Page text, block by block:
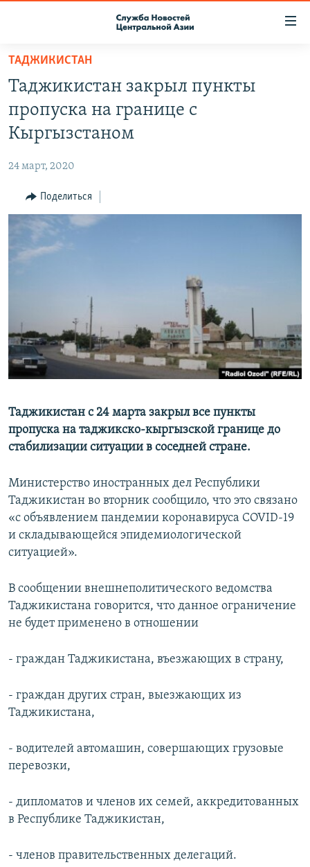
Вернуться
основному
содержанию
Вернутся
главной
навигации
Вернутся
поиску
ПОДПИСКА
КОНТАКТЫ
НАСТОЯЩЕЕ ВРЕМЯ
МИГРАНТ МЕДИА
ТАДЖИКИСТАН
Таджикистан закрыл пункты
пропуска на границе с
Кыргызстаном
24 март, 2020
Поделиться
Таджикистан с 24 марта закрыл все пункты
пропуска на таджикско-кыргызской границе до
стабилизации ситуации в соседней стране.
Министерство иностранных дел Республики
Таджикистан во вторник сообщило, что это связано
«с объявлением пандемии коронавируса COVID-19
и складывающейся эпидемиологической
ситуацией».
В сообщении внешнеполитического ведомства
Таджикистана говорится, что данное ограничение
не будет применено в отношении
- граждан Таджикистана, въезжающих в страну,
- граждан других стран, выезжающих из
Таджикистана,
- водителей автомашин, совершающих грузовые
перевозки,
- дипломатов и членов их семей, аккредитованных
в Республике Таджикистан,
- членов правительственных делегаций.